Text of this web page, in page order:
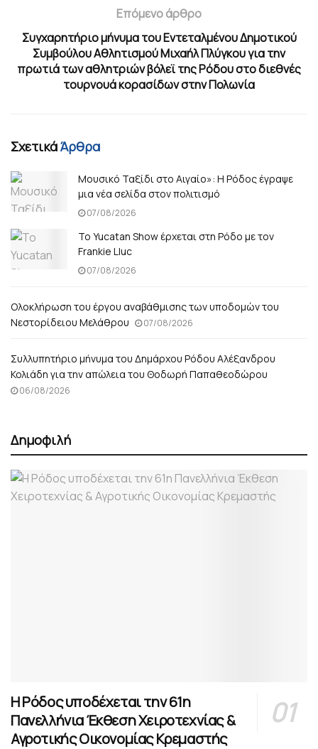
Επόμενο άρθρο
Συγχαρητήριο μήνυμα του Εντεταλμένου Δημοτικού
Συμβούλου Αθλητισμού Μιχαήλ Πλύγκου για την
πρωτιά των αθλητριών βόλεϊ της Ρόδου στο διεθνές
τουρνουά κορασίδων στην Πολωνία
ΣχετικάΆρθρα
Μουσικό Ταξίδι στο Αιγαίο»: Η Ρόδος έγραψε
μια νέα σελίδα στον πολιτισμό
07/08/2026
Το Yucatan Show έρχεται στη Ρόδο με τον
Frankie Lluc
07/08/2026
Ολοκλήρωση του έργου αναβάθμισης των υποδομών του
Νεστορίδειου Μελάθρου
07/08/2026
Συλλυπητήριο μήνυμα του Δημάρχου Ρόδου Αλέξανδρου
Κολιάδη για την απώλεια του Θοδωρή Παπαθεοδώρου
06/08/2026
Δημοφιλή
Η Ρόδος υποδέχεται την 61η
Πανελλήνια Έκθεση Χειροτεχνίας &
Αγροτικής Οικονομίας Κρεμαστής